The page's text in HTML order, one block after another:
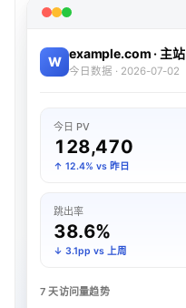
W
example.com · 主站
今日数据 · 2026-07-02
今日 PV
128,470
↑ 12.4% vs 昨日
跳出率
38.6%
↓ 3.1pp vs 上周
7 天访问量趋势